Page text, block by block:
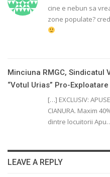
cine e nebun sa
zone populate?
Minciuna RMGC, Sindicatul
“votul Urias” Pro-
[…] EXCLUSIV:
CIANURA. Maxim
dintre locuitorii
LEAVE A REPLY